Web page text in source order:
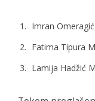
Imran
Fatima Tipura
Lamija Hadžić